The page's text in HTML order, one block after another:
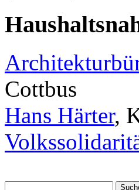
Cottbus
Hans Härter,